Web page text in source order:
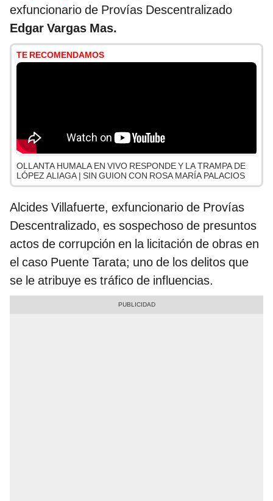
exfuncionario de Provías Descentralizado
Edgar Vargas Mas.
TE RECOMENDAMOS
OLLANTA HUMALA EN VIVO RESPONDE Y LA TRAMPA DE
LÓPEZ ALIAGA | SIN GUION CON ROSA MARÍA PALACIOS
Alcides Villafuerte, exfuncionario de Provías
Descentralizado, es sospechoso de presuntos
actos de corrupción en la licitación de obras en
el caso Puente Tarata; uno de los delitos que
se le atribuye es tráfico de influencias.